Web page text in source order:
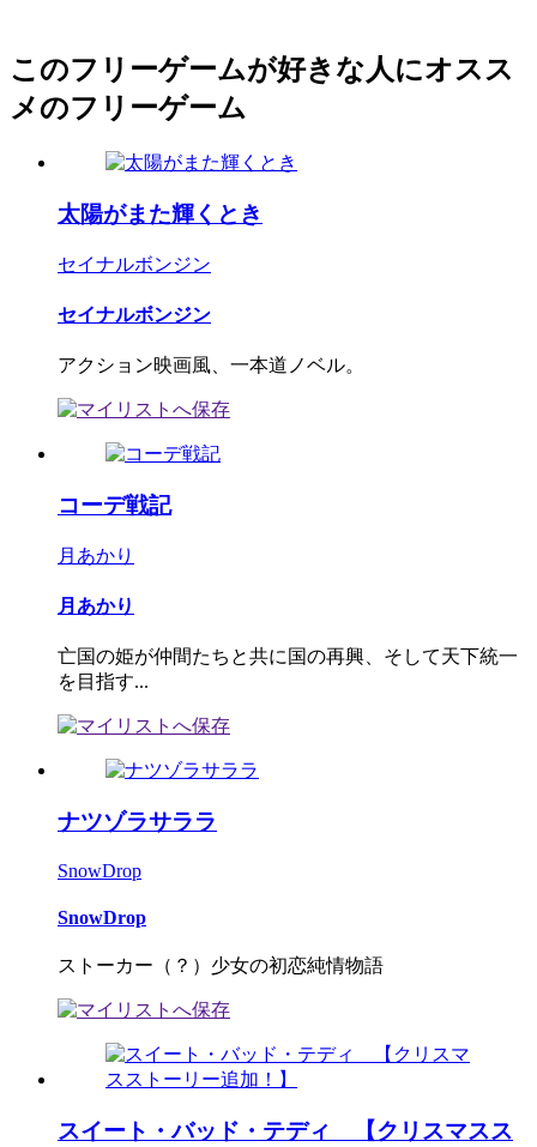
このフリーゲームが好きな人にオスス
メのフリーゲーム
太陽がまた輝くとき
セイナルボンジン
セイナルボンジン
アクション映画風、一本道ノベル。
コーデ戦記
月あかり
月あかり
亡国の姫が仲間たちと共に国の再興、そして天下統一
を目指す...
ナツゾラサララ
SnowDrop
SnowDrop
ストーカー（？）少女の初恋純情物語
スイート・バッド・テディ 【クリスマスス